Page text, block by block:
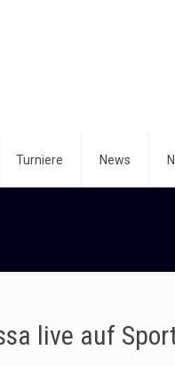
Turniere News
live auf